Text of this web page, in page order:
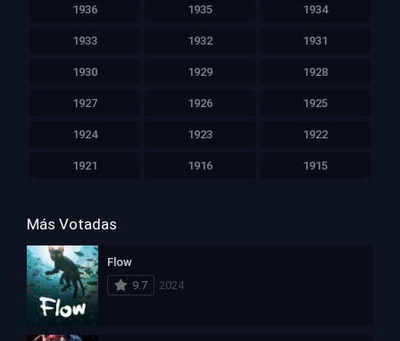
1936 1935 1934
1933 1932 1931
1930 1929 1928
1927 1926 1925
1924 1923 1922
1921 1916 1915
Más Votadas
Flow
9.7
2024